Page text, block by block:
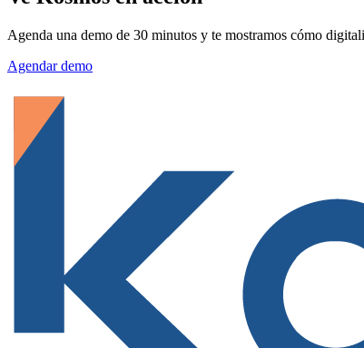
Agenda una demo de 30 minutos y te mostramos cómo
Agendar demo